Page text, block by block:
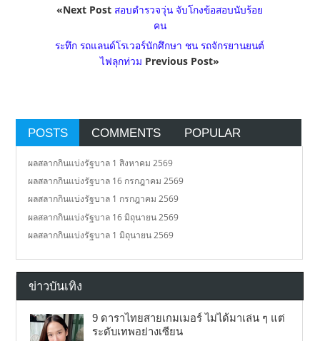
«Next Post สอบตำรวจวุ่น จับโกงข้อสอบนับร้อย
คน
ระทึก รถแลนด์โรเวอร์นักศึกษา ชน รถจักรยานยนต์
ไฟลุกท่วม Previous Post»
POSTS COMMENTS POPULAR
ผลสลากกินแบ่งรัฐบาล 1 สิงหาคม 2569
ผลสลากกินแบ่งรัฐบาล 16 กรกฎาคม 2569
ผลสลากกินแบ่งรัฐบาล 1 กรกฎาคม 2569
ผลสลากกินแบ่งรัฐบาล 16 มิถุนายน 2569
ผลสลากกินแบ่งรัฐบาล 1 มิถุนายน 2569
ข่าวบันเทิง
9 ดาราไทยสายเกมเมอร์ ไม่ได้มาเล่น ๆ แต่
ระดับเทพอย่างเซียน